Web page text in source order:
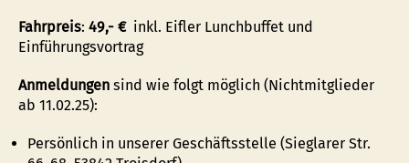
Fahrpreis: 49,- € inkl. Eifler Lunchbuffet und
Einführungsvortrag
Anmeldungen sind wie folgt möglich (Nichtmitglieder
ab 11.02.25):
Persönlich in unserer Geschäftsstelle (Sieglarer Str.